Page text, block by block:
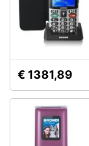
€ 1381,89